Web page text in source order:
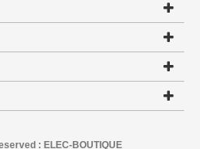
: ELEC-BOUTIQUE